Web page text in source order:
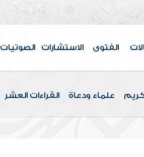
الفتوى الاستشارات الصوتيات
علماء ودعاة القراءات العشر